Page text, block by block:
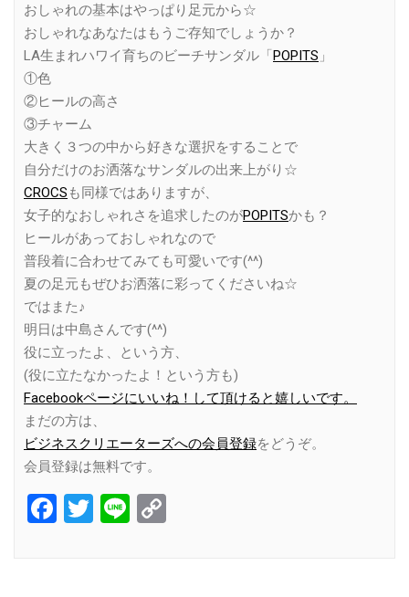
おしゃれの基本はやっぱり足元から☆
おしゃれなあなたはもうご存知でしょうか？
LA生まれハワイ育ちのビーチサンダル「POPITS 」
①色
②ヒールの高さ
③チャーム
大きく３つの中から好きな選択をすることで
自分だけのお洒落なサンダルの出来上がり☆
CROCS も同様ではありますが、
女子的なおしゃれさを追求したのがPOPITSかも？
ヒールがあっておしゃれなので
普段着に合わせてみても可愛いです(^^)
夏の足元もぜひお洒落に彩ってくださいね☆
ではまた♪
明日は中島さんです(^^)
役に立ったよ、という方、
(役に立たなかったよ！という方も)
Facebookページにいいね！して頂けると嬉しいです。
まだの方は、
ビジネスクリエーターズへの会員登録をどうぞ。
会員登録は無料です。
Facebook
Twitter
Line